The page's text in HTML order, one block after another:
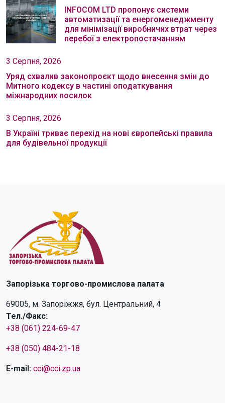
INFOCOM LTD пропонує системи
автоматизації та енергоменеджменту
для мінімізації виробничих втрат через
перебої з електропостачанням
3 Серпня, 2026
Уряд схвалив законопроєкт щодо внесення змін до
Митного кодексу в частині оподаткування
міжнародних посилок
3 Серпня, 2026
В Україні триває перехід на нові європейські правила
для будівельної продукції
Запорізька торгово-промислова палата
69005, м. Запоріжжя, бул. Центральний, 4
Тел./Факс:
+38 (061) 224-69-47
+38 (050) 484-21-18
E-mail: cci@cci.zp.ua